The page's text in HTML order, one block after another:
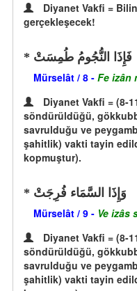
Diyanet Vakfi =
gerçekleşecek!
فَإِذَا النُّجُومُ طُمِسَتْ
Mürselât / 8 - Fe izân
Diyanet Vakfi = (8-
söndürüldüğü,
savrulduğu ve
şahitlik) vakti tayin
kopmuştur).
وَإِذَا السَّمَاء فُرِجَتْ
Mürselât / 9 - Ve izâs
Diyanet Vakfi = (8-
söndürüldüğü,
savrulduğu ve
şahitlik) vakti tayin